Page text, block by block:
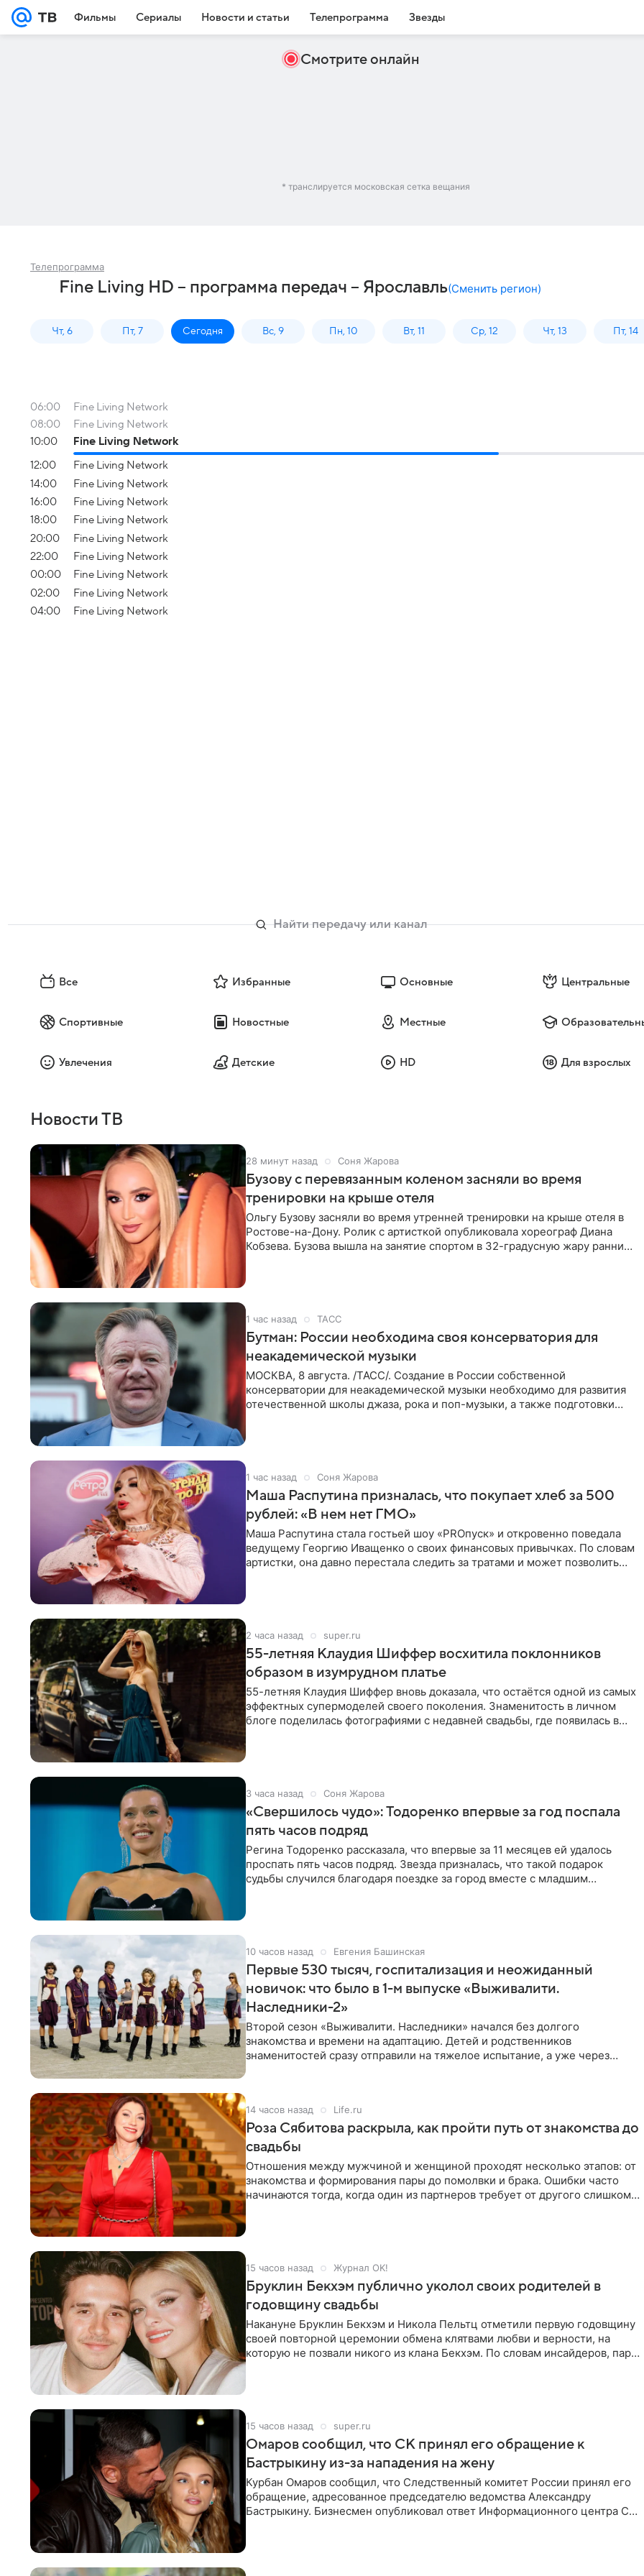
Фильмы Сериалы Новости и статьи Телепрограмма Звезды
Смотрите онлайн
* транслируется московская сетка вещания
Телепрограмма
Fine Living HD – программа передач – Ярославль(Сменить регион)
Чт, 6 Пт, 7 Сегодня Вс, 9 Пн, 10 Вт, 11 Ср, 12 Чт, 13 Пт, 14
06:00
Fine Living Network
08:00
Fine Living Network
10:00
Fine Living Network
12:00
Fine Living Network
14:00
Fine Living Network
16:00
Fine Living Network
18:00
Fine Living Network
20:00
Fine Living Network
22:00
Fine Living Network
00:00
Fine Living Network
02:00
Fine Living Network
04:00
Fine Living Network
Все Избранные Основные Центральные
Спортивные Новостные Местные
Увлечения Детские HD Для взрослых
Новости ТВ
28 минут назад Соня Жарова
Бузову с перевязанным коленом засняли во время
тренировки на крыше отеля
Ольгу Бузову засняли во время утренней тренировки на крыше отеля в
Ростове-на-Дону. Ролик с артисткой опубликовала хореограф Диана
Кобзева. Бузова вышла на занятие спортом в 32-градусную жару ранним
1 час назад ТАСС
Бутман: России необходима своя консерватория для
неакадемической музыки
МОСКВА, 8 августа. /ТАСС/. Создание в России собственной
консерватории для неакадемической музыки необходимо для развития
отечественной школы джаза, рока и поп-музыки, а также подготовки
1 час назад Соня Жарова
Маша Распутина призналась, что покупает хлеб за 500
рублей: «В нем нет ГМО»
Маша Распутина стала гостьей шоу «PROпуск» и откровенно поведала
ведущему Георгию Иващенко о своих финансовых привычках. По словам
артистки, она давно перестала следить за тратами и может позволить
2 часа назад super.ru
55-летняя Клаудия Шиффер восхитила поклонников
образом в изумрудном платье
55-летняя Клаудия Шиффер вновь доказала, что остаётся одной из самых
эффектных супермоделей своего поколения. Знаменитость в личном
блоге поделилась фотографиями с недавней свадьбы, где появилась в
3 часа назад Соня Жарова
«Свершилось чудо»: Тодоренко впервые за год поспала
пять часов подряд
Регина Тодоренко рассказала, что впервые за 11 месяцев ей удалось
проспать пять часов подряд. Звезда призналась, что такой подарок
судьбы случился благодаря поездке за город вместе с младшим
10 часов назад Евгения Башинская
Первые 530 тысяч, госпитализация и неожиданный
новичок: что было в 1-м выпуске «Выживалити.
Наследники-2»
Второй сезон «Выживалити. Наследники» начался без долгого
знакомства и времени на адаптацию. Детей и родственников
знаменитостей сразу отправили на тяжелое испытание, а уже через
14 часов назад Life.ru
Роза Сябитова раскрыла, как пройти путь от знакомства до
свадьбы
Отношения между мужчиной и женщиной проходят несколько этапов: от
знакомства и формирования пары до помолвки и брака. Ошибки часто
начинаются тогда, когда один из партнеров требует от другого слишком
15 часов назад Журнал OK!
Бруклин Бекхэм публично уколол своих родителей в
годовщину свадьбы
Накануне Бруклин Бекхэм и Никола Пельтц отметили первую годовщину
своей повторной церемонии обмена клятвами любви и верности, на
которую не позвали никого из клана Бекхэм. По словам инсайдеров, пара
15 часов назад super.ru
Омаров сообщил, что СК принял его обращение к
Бастрыкину из-за нападения на жену
Курбан Омаров сообщил, что Следственный комитет России принял его
обращение, адресованное председателю ведомства Александру
Бастрыкину. Бизнесмен опубликовал ответ Информационного центра СК